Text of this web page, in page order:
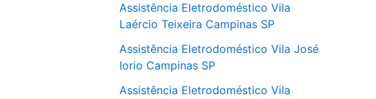
Assistência Eletrodoméstico Vila
Laércio Teixeira Campinas SP
Assistência Eletrodoméstico Vila José
Iorio Campinas SP
Assistência Eletrodoméstico Vila